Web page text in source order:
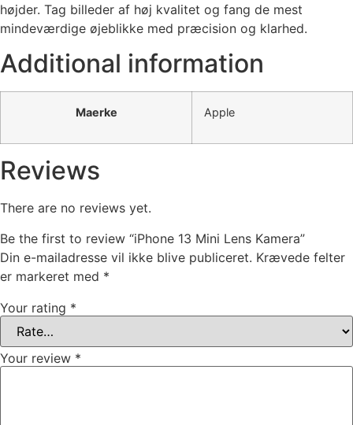
højder. Tag billeder af høj kvalitet og fang de mest
mindeværdige øjeblikke med præcision og klarhed.
Additional information
Maerke Apple
Reviews
There are no reviews yet.
Be the first to review “iPhone 13 Mini Lens Kamera”
Din e-mailadresse vil ikke blive publiceret. Krævede felter
er markeret med *
Your rating *
Your review *